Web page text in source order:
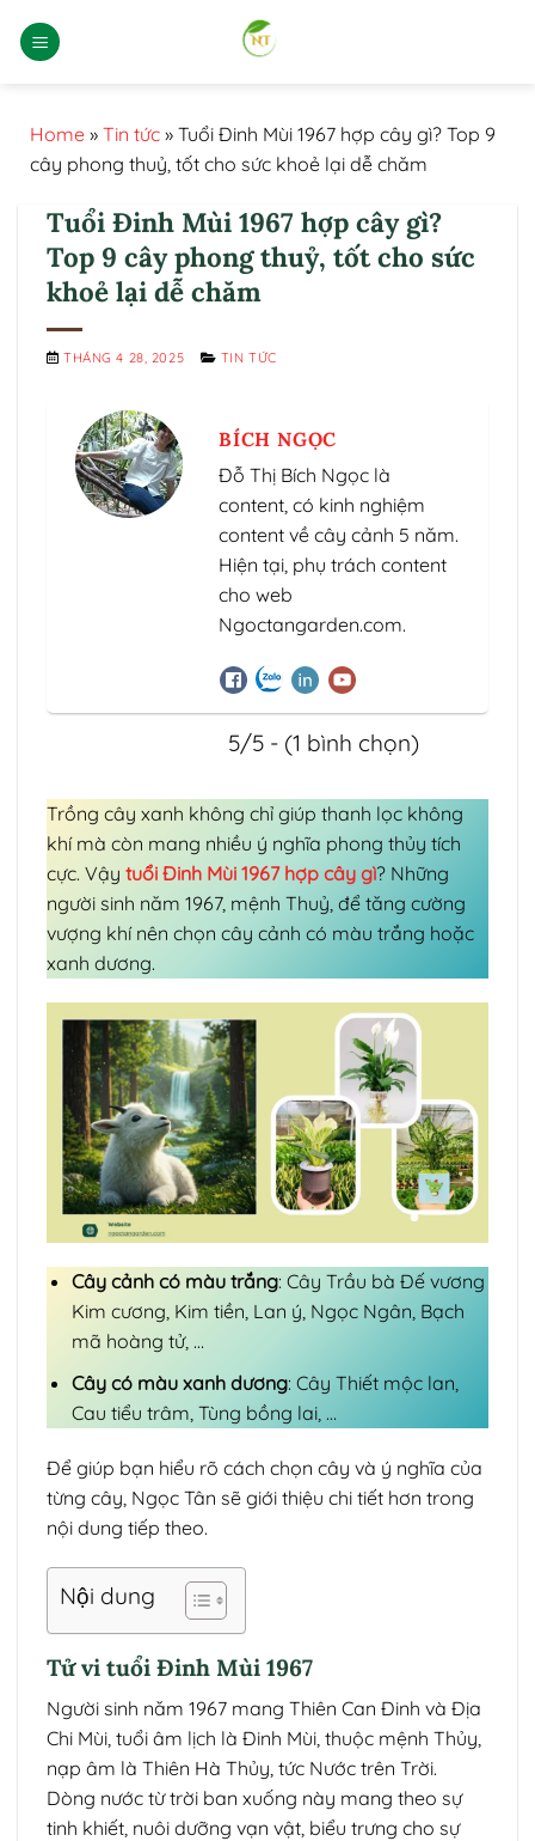
qua
Home » Tin tức » Tuổi Đinh Mùi 1967 hợp cây gì? Top 9
cây phong thuỷ, tốt cho sức khoẻ lại dễ chăm
Tuổi Đinh Mùi 1967 hợp cây gì?
Top 9 cây phong thuỷ, tốt cho sức
khoẻ lại dễ chăm
THÁNG 4 28, 2025 TIN TỨC
BÍCH NGỌC
Đỗ Thị Bích Ngọc là
content, có kinh nghiệm
content về cây cảnh 5 năm.
Hiện tại, phụ trách content
cho web
Ngoctangarden.com.
5/5 - (1 bình chọn)
Trồng cây xanh không chỉ giúp thanh lọc không
khí mà còn mang nhiều ý nghĩa phong thủy tích
cực. Vậy tuổi Đinh Mùi 1967 hợp cây gì? Những
người sinh năm 1967, mệnh Thuỷ, để tăng cường
vượng khí nên chọn cây cảnh có màu trắng hoặc
xanh dương.
Cây cảnh có màu trắng: Cây Trầu bà Đế vương
Kim cương, Kim tiền, Lan ý, Ngọc Ngân, Bạch
mã hoàng tử, …
Cây có màu xanh dương: Cây Thiết mộc lan,
Cau tiểu trâm, Tùng bồng lai, …
Để giúp bạn hiểu rõ cách chọn cây và ý nghĩa của
từng cây, Ngọc Tân sẽ giới thiệu chi tiết hơn trong
nội dung tiếp theo.
Nội dung
Tử vi tuổi Đinh Mùi 1967
Người sinh năm 1967 mang Thiên Can Đinh và Địa
Chi Mùi, tuổi âm lịch là Đinh Mùi, thuộc mệnh Thủy,
nạp âm là Thiên Hà Thủy, tức Nước trên Trời.
Dòng nước từ trời ban xuống này mang theo sự
tinh khiết, nuôi dưỡng vạn vật, biểu trưng cho sự